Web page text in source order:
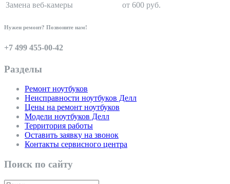
Замена веб-камеры
от 600 руб.
Нужен ремонт? Позвоните нам!
+7 499 455-00-42
Разделы
Ремонт ноутбуков
Неисправности ноутбуков Делл
Цены на ремонт ноутбуков
Модели ноутбуков Делл
Территория работы
Оставить заявку на звонок
Контакты сервисного центра
Поиск по сайту